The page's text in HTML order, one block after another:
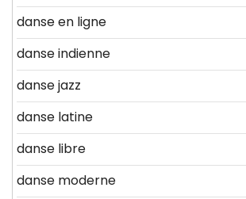
danse en ligne
danse indienne
danse jazz
danse latine
danse libre
danse moderne